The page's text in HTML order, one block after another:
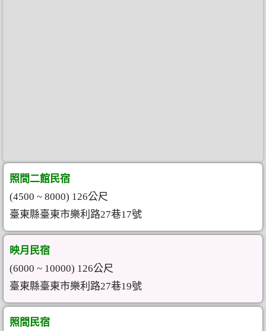
照間二館民宿
(4500 ~ 8000) 126公尺
臺東縣臺東市樂利路27巷17號
映月民宿
(6000 ~ 10000) 126公尺
臺東縣臺東市樂利路27巷19號
照間民宿